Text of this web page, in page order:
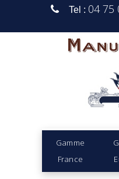
Tel : 04 75
Gamme
France